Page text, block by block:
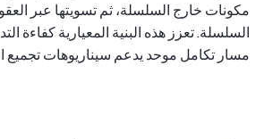
مكونات خارج السلسلة، ثم تسويتها عبر
السلسلة. تعزز هذه البنية المعيارية كفاءة
مسار تكامل موحد يدعم سيناريوهات تجميع